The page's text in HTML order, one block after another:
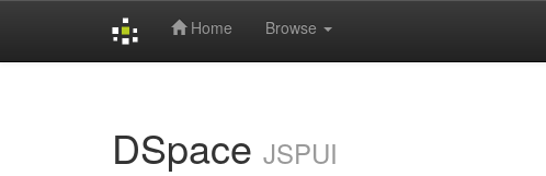
Home Browse
DSpace JSPUI